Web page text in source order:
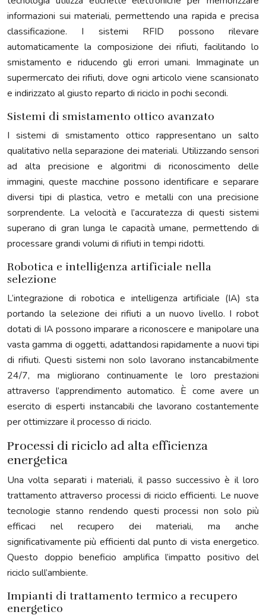
informazioni sui materiali, permettendo una rapida e precisa
classificazione. I sistemi RFID possono rilevare
automaticamente la composizione dei rifiuti, facilitando lo
smistamento e riducendo gli errori umani. Immaginate un
supermercato dei rifiuti, dove ogni articolo viene scansionato
e indirizzato al giusto reparto di riciclo in pochi secondi.
Sistemi di smistamento ottico avanzato
I sistemi di smistamento ottico rappresentano un salto
qualitativo nella separazione dei materiali. Utilizzando sensori
ad alta precisione e algoritmi di riconoscimento delle
immagini, queste macchine possono identificare e separare
diversi tipi di plastica, vetro e metalli con una precisione
sorprendente. La velocità e l’accuratezza di questi sistemi
superano di gran lunga le capacità umane, permettendo di
processare grandi volumi di rifiuti in tempi ridotti.
Robotica e intelligenza artificiale nella
selezione
L’integrazione di robotica e intelligenza artificiale (IA) sta
portando la selezione dei rifiuti a un nuovo livello. I robot
dotati di IA possono imparare a riconoscere e manipolare una
vasta gamma di oggetti, adattandosi rapidamente a nuovi tipi
di rifiuti. Questi sistemi non solo lavorano instancabilmente
24/7, ma migliorano continuamente le loro prestazioni
attraverso l’apprendimento automatico. È come avere un
esercito di esperti instancabili che lavorano costantemente
per ottimizzare il processo di riciclo.
Processi di riciclo ad alta efficienza
energetica
Una volta separati i materiali, il passo successivo è il loro
trattamento attraverso processi di riciclo efficienti. Le nuove
tecnologie stanno rendendo questi processi non solo più
efficaci nel recupero dei materiali, ma anche
significativamente più efficienti dal punto di vista energetico.
Questo doppio beneficio amplifica l’impatto positivo del
riciclo sull’ambiente.
Impianti di trattamento termico a recupero
energetico